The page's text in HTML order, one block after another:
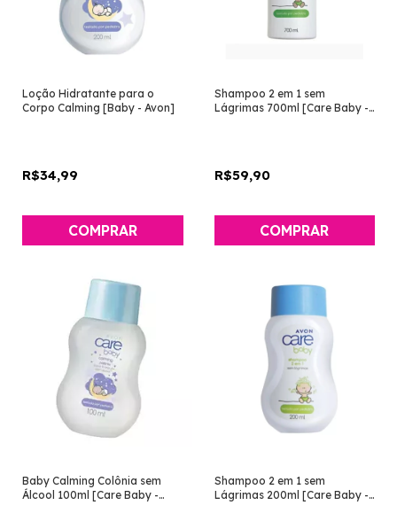
Loção Hidratante para o
Corpo Calming [Baby - Avon]
R$34,99
Shampoo 2 em 1 sem
Lágrimas 700ml [Care Baby -
R$59,90
Baby Calming Colônia sem
Álcool 100ml [Care Baby -
Shampoo 2 em 1 sem
Lágrimas 200ml [Care Baby -